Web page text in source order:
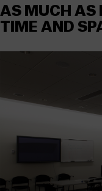
AS MUCH AS
TIME AND